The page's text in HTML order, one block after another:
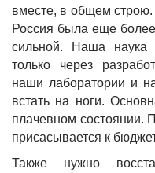
вместе, в общем
Россия была еще
сильной. Наша наука
только через
наши лаборатории и
встать на ноги.
плачевном состоянии.
присасывается к
Также нужно